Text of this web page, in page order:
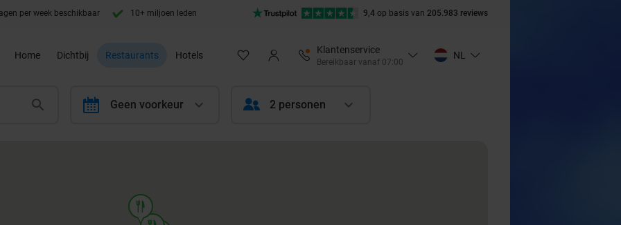
per week beschikbaar 10+ miljoen leden 9,4 op basis van 205.983 reviews
Home Dichtbij Restaurants Hotels
Klantenservice
Bereikbaar vanaf 07:00
NL
calendar Geen voorkeur 2 personen
food